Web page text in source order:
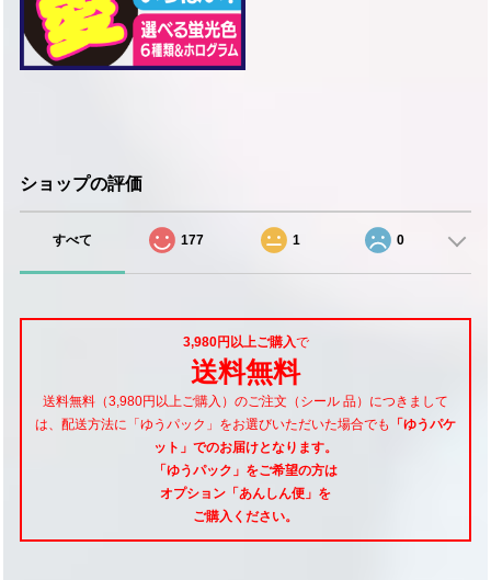
ショップの評価
すべて 177 1 0
3,980円以上ご購入で
送料無料
送料無料（3,980円以上ご購入）のご注文（シール 品）につきまして
は、配送方法に「ゆうパック」をお選びいただいた場合でも
「ゆうパケ
ット」でのお届けとなります。
「ゆうパック」をご希望の方は
オプション「あんしん便」 を
ご購入ください。